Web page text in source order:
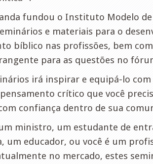
fundou o Instituto Modelo
e materiais para o
bíblico nas profissões, bem
para as questões no
irá inspirar e equipá-lo
crítico que você
confiança dentro de sua
um ministro, um estudante de
um educador, ou você é um
no mercado, estes